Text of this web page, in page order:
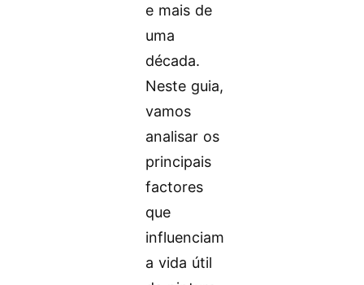
e mais de
uma
década.
Neste guia,
vamos
analisar os
principais
factores
que
influenciam
a vida útil